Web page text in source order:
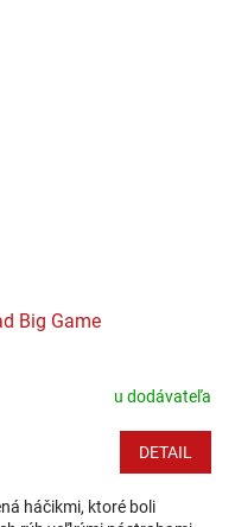
Big Game
u dodávateľa
DETAIL
háčikmi, ktoré boli